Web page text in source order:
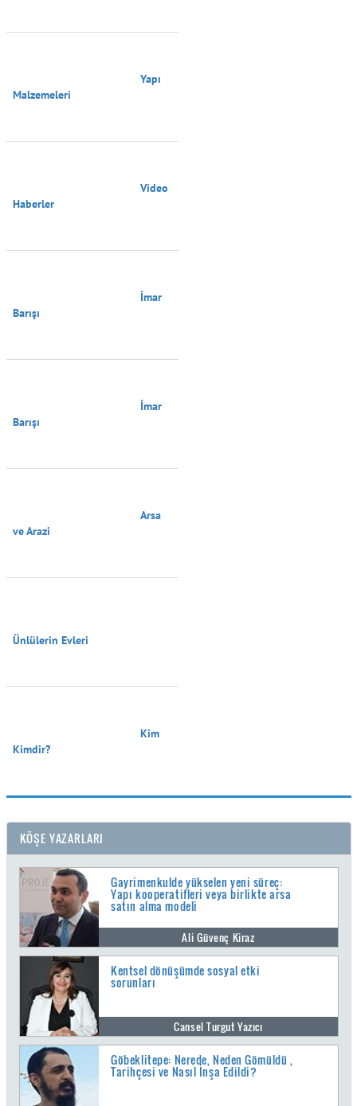
Malzemeleri
Haberler
Barışı
Barışı
ve Arazi
Ünlülerin Evleri
Kimdir?
KÖŞE YAZARLARI
Gayrimenkulde yükselen yeni süreç:
Yapı kooperatifleri veya birlikte arsa
satın alma modeli
Ali Güvenç Kiraz
Kentsel dönüşümde sosyal etki
sorunları
Cansel Turgut Yazıcı
Göbeklitepe: Nerede, Neden Gömüldü ,
Tarihçesi ve Nasıl İnşa Edildi?